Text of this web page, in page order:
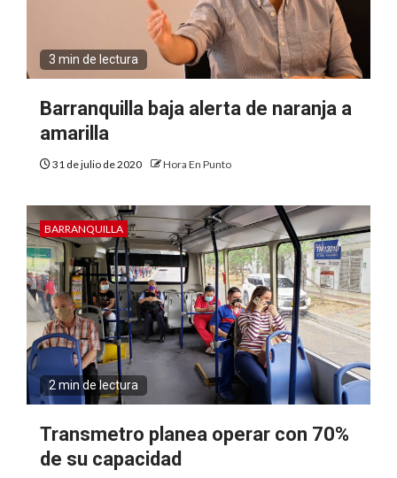
3 min de lectura
Barranquilla baja alerta de naranja a
amarilla
31 de julio de 2020 Hora En Punto
BARRANQUILLA
2 min de lectura
Transmetro planea operar con 70%
de su capacidad